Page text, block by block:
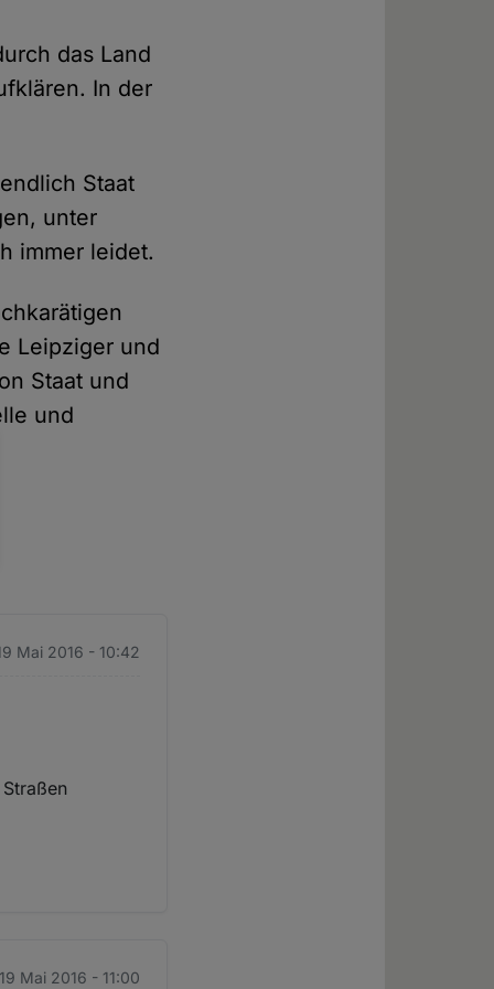
das Land
In der
Staat
unter
immer leidet.
Leipziger und
Staat und
und
Mai 2016 - 10:42
Mai 2016 - 11:00